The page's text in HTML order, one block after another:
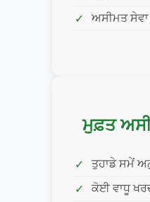
ਅਸੀਮਤ ਸੇਵਾ
ਮੁਫ਼ਤ
ਤੁਹਾਡੇ ਸਮੇਂ
ਕੋਈ ਵਾਧੂ